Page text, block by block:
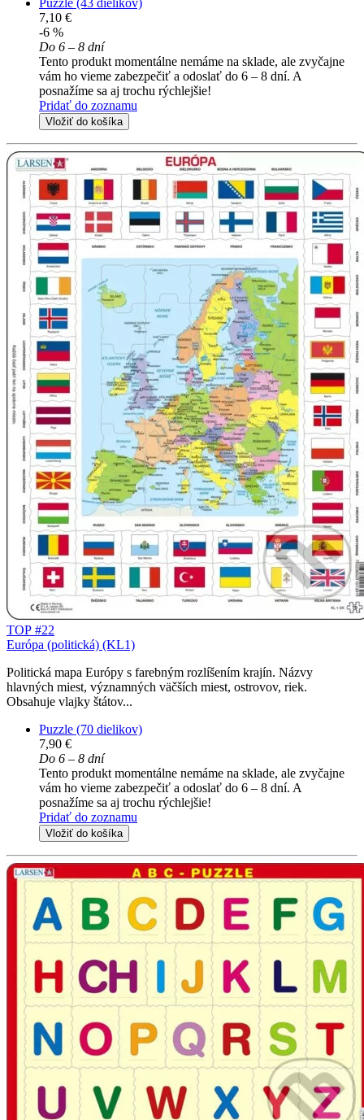
Puzzle (43 dielikov)
7,10 €
-6 %
Do 6 – 8 dní
Tento produkt momentálne nemáme na sklade, ale zvyčajne
vám ho vieme zabezpečiť a odoslať do 6 – 8 dní. A
posnažíme sa aj trochu rýchlejšie!
Pridať do zoznamu
Vložiť do košíka
TOP #22
Európa (politická) (KL1)
Politická mapa Európy s farebným rozlíšením krajín. Názvy
hlavných miest, významných väčších miest, ostrovov, riek.
Obsahuje vlajky štátov...
Puzzle (70 dielikov)
7,90 €
Do 6 – 8 dní
Tento produkt momentálne nemáme na sklade, ale zvyčajne
vám ho vieme zabezpečiť a odoslať do 6 – 8 dní. A
posnažíme sa aj trochu rýchlejšie!
Pridať do zoznamu
Vložiť do košíka